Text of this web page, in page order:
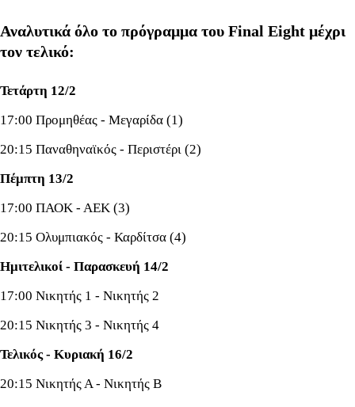
Αναλυτικά όλο το πρόγραμμα του Final Eight μέχρι
τον τελικό:
Τετάρτη 12/2
17:00 Προμηθέας - Μεγαρίδα (1)
20:15 Παναθηναϊκός - Περιστέρι (2)
Πέμπτη 13/2
17:00 ΠΑΟΚ - ΑΕΚ (3)
20:15 Ολυμπιακός - Καρδίτσα (4)
Ημιτελικοί - Παρασκευή 14/2
17:00 Νικητής 1 - Νικητής 2
20:15 Νικητής 3 - Νικητής 4
Τελικός - Κυριακή 16/2
20:15 Νικητής Α - Νικητής Β